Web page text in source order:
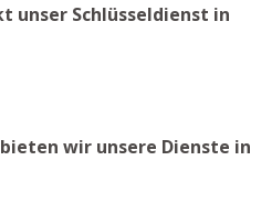
unser Schlüsseldienst in
wir unsere Dienste in